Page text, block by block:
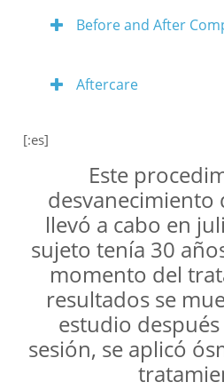
Before and After
Aftercare
[:es]
Este
desvanecimiento
llevó a cabo en
sujeto tenía 30
momento del
resultados se
estudio
sesión, se aplicó